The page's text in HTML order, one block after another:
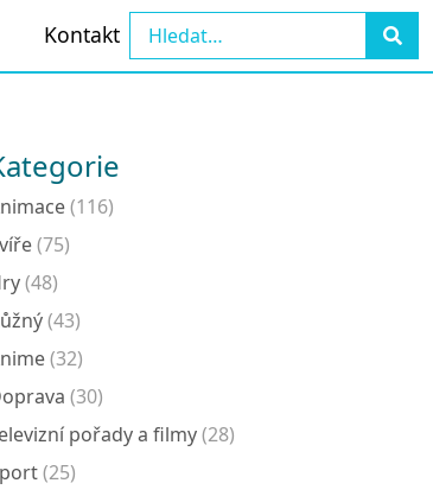
Kontakt
(116)
(75)
(48)
(43)
(32)
(30)
pořady a filmy(28)
(25)